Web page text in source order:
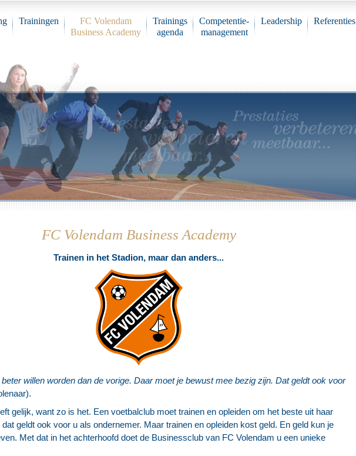
Trainingen
FC Volendam
Business Academy
Trainings
agenda
Competentie-
management
Leadership Referenties
FC Volendam Business Academy
Trainen in het Stadion, maar dan anders...
beter willen worden dan de vorige. Daar moet je bewust mee bezig zijn. Dat geldt ook voor
gelijk, want zo is het. Een voetbalclub moet trainen en opleiden om het beste uit haar
geldt ook voor u als ondernemer. Maar trainen en opleiden kost geld. En geld kun je
Met dat in het achterhoofd doet de Businessclub van FC Volendam u een unieke